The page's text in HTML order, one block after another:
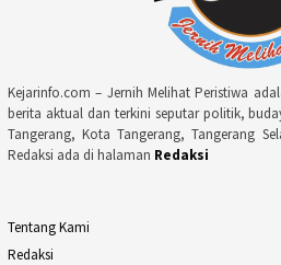
Kejarinfo.com – Jernih Melihat Peristiwa
berita aktual dan terkini seputar politik,
Tangerang, Kota Tangerang, Tangerang
Redaksi ada di halaman Redaksi
Tentang Kami
Redaksi